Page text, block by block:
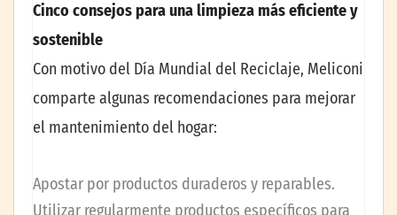
Cinco consejos para una limpieza más eficiente y
sostenible
Con motivo del Día Mundial del Reciclaje, Meliconi
comparte algunas recomendaciones para mejorar
el mantenimiento del hogar:
Apostar por productos duraderos y reparables.
Utilizar regularmente productos específicos para